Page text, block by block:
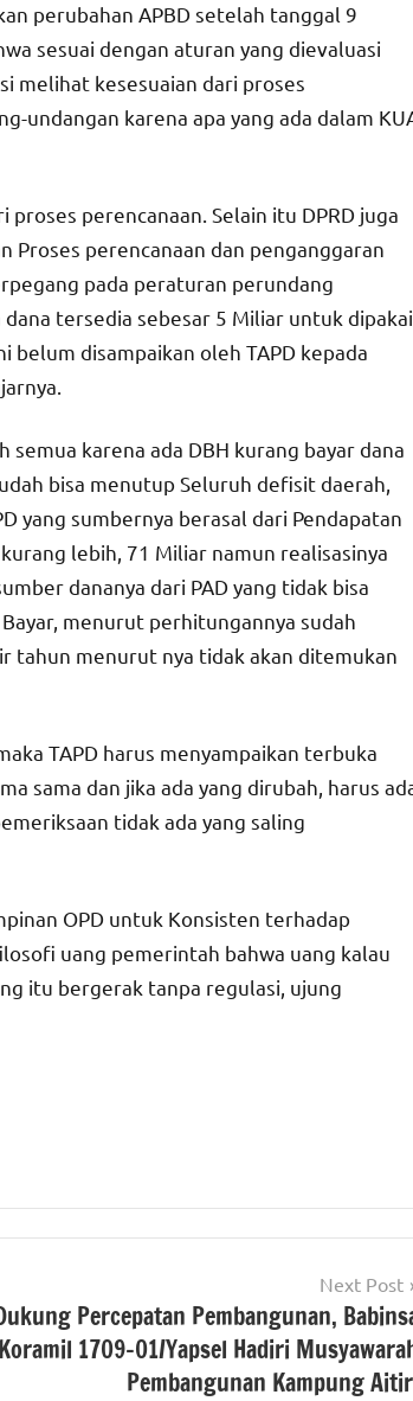
perubahan APBD setelah tanggal 9
sesuai dengan aturan yang dievaluasi
melihat kesesuaian dari proses
undangan karena apa yang ada dalam
perencanaan. Selain itu DPRD juga
Proses perencanaan dan penganggaran
pada peraturan perundang
tersedia sebesar 5 Miliar untuk dipakai
disampaikan oleh TAPD kepada
karena ada DBH kurang bayar dana
bisa menutup Seluruh defisit daerah,
yang sumbernya berasal dari Pendapatan
lebih, 71 Miliar namun realisasinya
dananya dari PAD yang tidak bisa
menurut perhitungannya sudah
tahun menurut nya tidak akan ditemukan
TAPD harus menyampaikan terbuka
sama dan jika ada yang dirubah, harus
tidak ada yang saling
OPD untuk Konsisten terhadap
uang pemerintah bahwa uang kalau
itu bergerak tanpa regulasi, ujung
Next Post
Percepatan Pembangunan,
Koramil 1709-01/Yapsel Hadiri
Pembangunan Kampung